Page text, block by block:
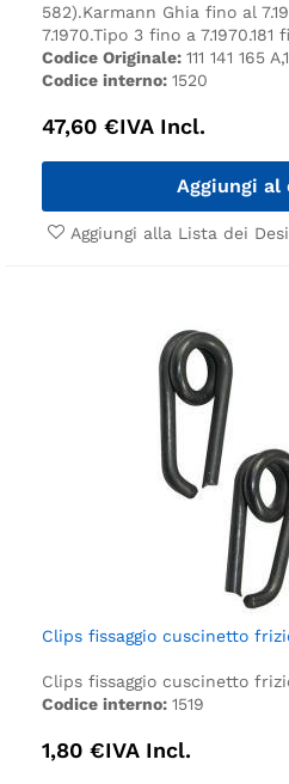
582).Karmann Ghia fino al
7.1970.Tipo 3 fino a 7.1970.181
Codice Originale: 111 141 165
Codice interno: 1520
47,60 €IVA Incl.
Aggiungi al
Aggiungi alla Lista dei
Clips fissaggio cuscinetto
Clips fissaggio cuscinetto
Codice interno: 1519
1,80 €IVA Incl.